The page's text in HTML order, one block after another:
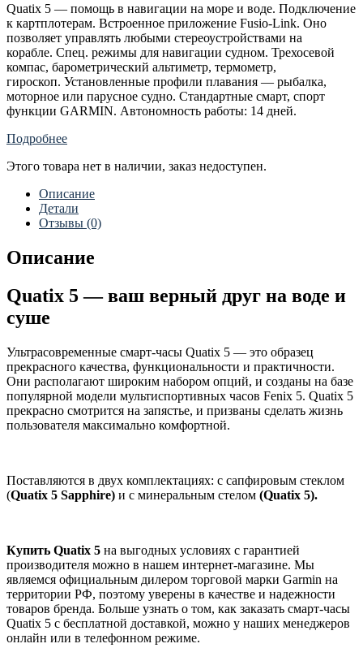
Quatix 5 — помощь в навигации на море и воде. Подключение
к картплотерам. Встроенное приложение Fusio-Link. Оно
позволяет управлять любыми стереоустройствами на
корабле. Спец. режимы для навигации судном. Трехосевой
компас, барометрический альтиметр, термометр,
гироскоп. Установленные профили плавания — рыбалка,
моторное или парусное судно. Стандартные смарт, спорт
функции GARMIN. Автономность работы: 14 дней.
Подробнее
Этого товара нет в наличии, заказ недоступен.
Описание
Детали
Отзывы (0)
Описание
Quatix 5 — ваш верный друг на воде и
суше
Ультрасовременные смарт-часы Quatix 5 — это образец
прекрасного качества, функциональности и практичности.
Они располагают широким набором опций, и созданы на базе
популярной модели мультиспортивных часов Fenix 5. Quatix 5
прекрасно смотрится на запястье, и призваны сделать жизнь
пользователя максимально комфортной.
Поставляются в двух комплектациях: с сапфировым стеклом
(Quatix 5 Sapphire) и с минеральным стелом (Quatix 5).
Купить Quatix 5 на выгодных условиях с гарантией
производителя можно в нашем интернет-магазине. Мы
являемся официальным дилером торговой марки Garmin на
территории РФ, поэтому уверены в качестве и надежности
товаров бренда. Больше узнать о том, как заказать смарт-часы
Quatix 5 с бесплатной доставкой, можно у наших менеджеров
онлайн или в телефонном режиме.